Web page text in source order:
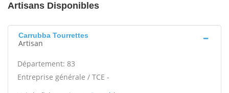
Artisans Disponibles
Carrubba Tourrettes
Artisan
Département: 83
Entreprise générale / TCE -